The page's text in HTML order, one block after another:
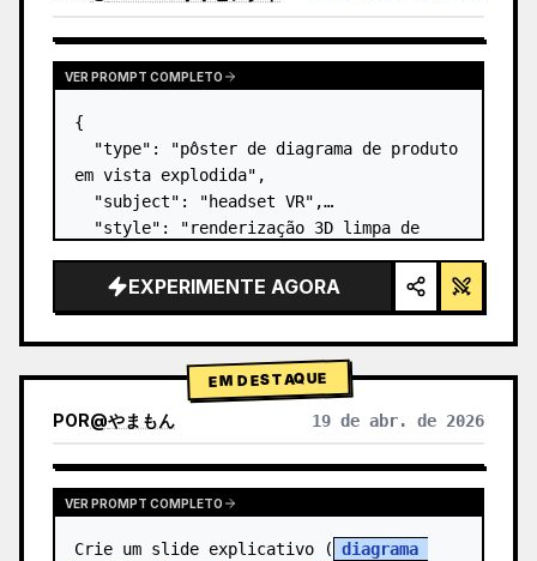
VER PROMPT COMPLETO
{
  "type": "pôster de diagrama de produto
em vista explodida",
  "subject": "headset VR",
  "style": "renderização 3D limpa de
detalhes brilhantes",
  "background": "{argument
default=\"gradien…
EXPERIMENTE AGORA
EM DESTAQUE
POR@やまもん 19 de abr. de 2026
VER RESULTADOS DE OUTROS MODELOS
VER PROMPT COMPLETO
Crie um slide explicativo ( diagrama